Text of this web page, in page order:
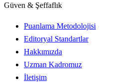
Güven & Şeffaflık
Puanlama Metodolojisi
Editoryal Standartlar
Hakkımızda
Uzman Kadromuz
İletişim